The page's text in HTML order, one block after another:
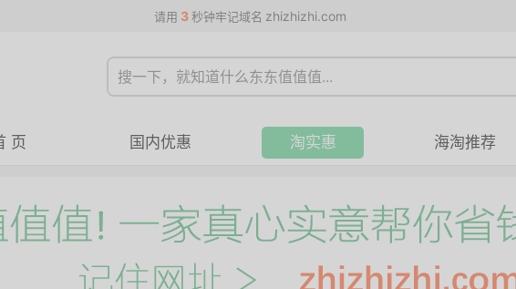
请用 3 秒钟牢记域名 zhizhizhi.com
页 国内优惠 淘实惠 海淘推荐